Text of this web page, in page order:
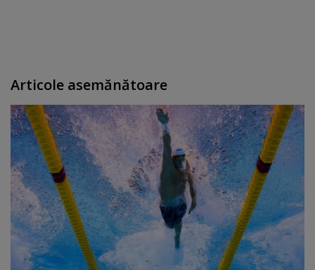
Articole asemănătoare